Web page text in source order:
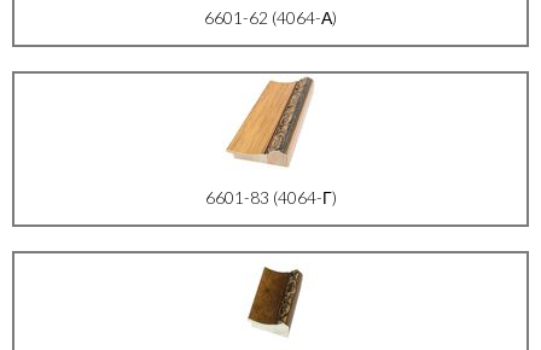
6601-62 (4064-А)
6601-83 (4064-Г)